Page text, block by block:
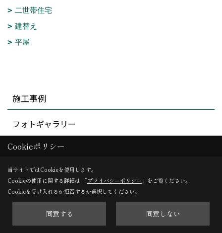
二世帯住宅
建替え
平屋
施工事例
フォトギャラリー
現場レポート（建築中）
現場レポート（竣工）
Cookieポリシー
当サイトではCookieを使用します。
Cookieの使用に関する詳細は 「プライバシーポリシー 」をご覧ください。
Cookieを受け入れるか拒否するか選択してください。
同意する 同意しない